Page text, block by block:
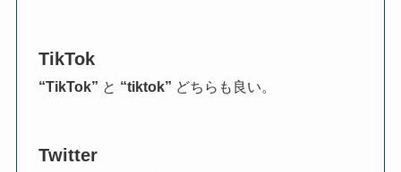
TikTok
“TikTok” と “tiktok” どちらも良い。
Twitter